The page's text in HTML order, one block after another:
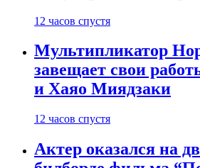
12 часов спустя
Мультипликатор
завещает свои
и Хаяо Миядзаки
12 часов спустя
Актер оказался на